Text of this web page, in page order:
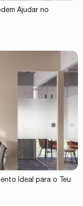
Ajudar no
Ideal para o Teu